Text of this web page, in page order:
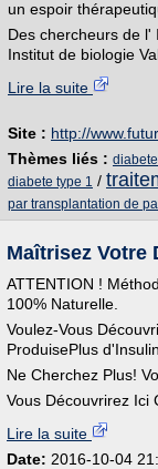
un espoir
Des chercheurs de l'
Institut de biologie
Lire la suite
Site : http://
Thèmes liés :
diabete type 1 /
par transplantation de
Maîtrisez Votre
ATTENTION !
100% Naturelle.
Voulez-Vous
ProduisePlus
Ne Cherchez Plus!
Vous Découvrirez Ici
Lire la suite
Date: 2016-10-04